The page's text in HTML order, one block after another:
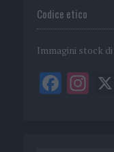
Codice etico
Immagini stock di